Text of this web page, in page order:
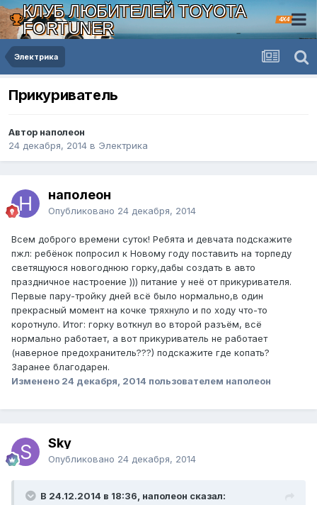
КЛУБ ЛЮБИТЕЛЕЙ TOYOTA
FORTUNER
4X4
Электрика
Прикуриватель
Автор наполеон
24 декабря, 2014 в Электрика
наполеон
Опубликовано 24 декабря, 2014
Всем доброго времени суток! Ребята и девчата подскажите
пжл: ребёнок попросил к Новому году поставить на торпеду
светящуюся новогоднюю горку,дабы создать в авто
праздничное настроение ))) питание у неё от прикуривателя.
Первые пару-тройку дней всё было нормально,в один
прекрасный момент на кочке тряхнуло и по ходу что-то
коротнуло. Итог: горку воткнул во второй разъём, всё
нормально работает, а вот прикуриватель не работает
(наверное предохранитель???) подскажите где копать?
Заранее благодарен.
Изменено 24 декабря, 2014 пользователем наполеон
Sky
Опубликовано 24 декабря, 2014
В 24.12.2014 в 18:36, наполеон сказал: